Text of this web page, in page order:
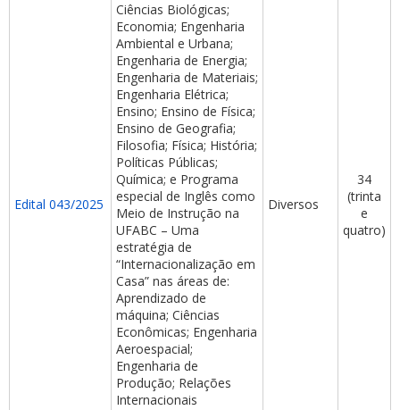
Edital 043/2025
Ciências Biológicas;
Economia; Engenharia
Ambiental e Urbana;
Engenharia de Energia;
Engenharia de Materiais;
Engenharia Elétrica;
Ensino; Ensino de Física;
Ensino de Geografia;
Filosofia; Física; História;
Políticas Públicas;
Química; e Programa
especial de Inglês como
Meio de Instrução na
UFABC – Uma
estratégia de
“Internacionalização em
Casa” nas áreas de:
Aprendizado de
máquina; Ciências
Econômicas; Engenharia
Aeroespacial;
Engenharia de
Produção; Relações
Internacionais
Diversos
34
(trinta
e
quatro)